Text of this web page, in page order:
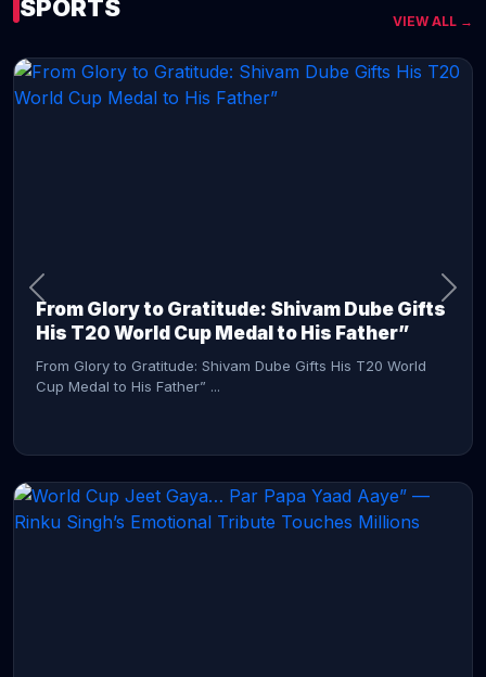
SPORTS VIEW ALL →
From Glory to Gratitude: Shivam Dube Gifts
His T20 World Cup Medal to His Father”
From Glory to Gratitude: Shivam Dube Gifts His T20 World
Cup Medal to His Father” ...